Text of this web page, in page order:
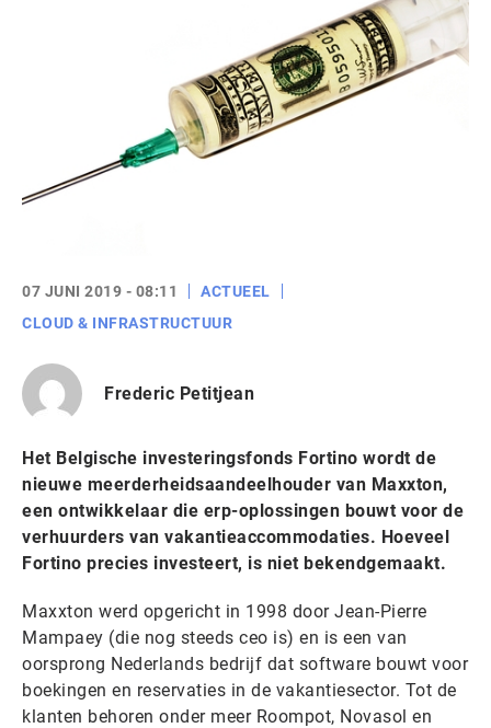
07 JUNI 2019 - 08:11
ACTUEEL
CLOUD & INFRASTRUCTUUR
Frederic Petitjean
Het Belgische investeringsfonds Fortino wordt de
nieuwe meerderheidsaandeelhouder van Maxxton,
een ontwikkelaar die erp-oplossingen bouwt voor de
verhuurders van vakantieaccommodaties. Hoeveel
Fortino precies investeert, is niet bekendgemaakt.
Maxxton werd opgericht in 1998 door Jean-Pierre
Mampaey (die nog steeds ceo is) en is een van
oorsprong Nederlands bedrijf dat software bouwt voor
boekingen en reservaties in de vakantiesector. Tot de
klanten behoren onder meer Roompot, Novasol en